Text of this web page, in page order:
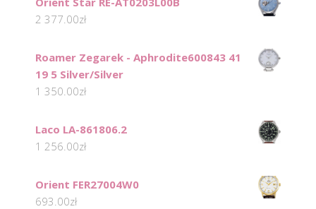
2 377.00zł
Roamer Zegarek - Aphrodite600843 41
19 5 Silver/Silver
1 350.00zł
Laco LA-861806.2
1 256.00zł
Orient FER27004W0
693.00zł